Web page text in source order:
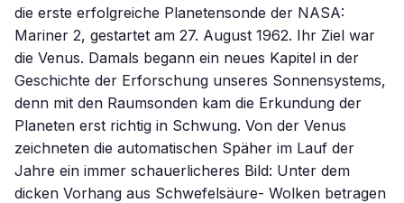
die erste erfolgreiche Planetensonde der NASA:
Mariner 2, gestartet am 27. August 1962. Ihr Ziel war
die Venus. Damals begann ein neues Kapitel in der
Geschichte der Erforschung unseres Sonnensystems,
denn mit den Raumsonden kam die Erkundung der
Planeten erst richtig in Schwung. Von der Venus
zeichneten die automatischen Späher im Lauf der
Jahre ein immer schauerlicheres Bild: Unter dem
dicken Vorhang aus Schwefelsäure- Wolken betragen